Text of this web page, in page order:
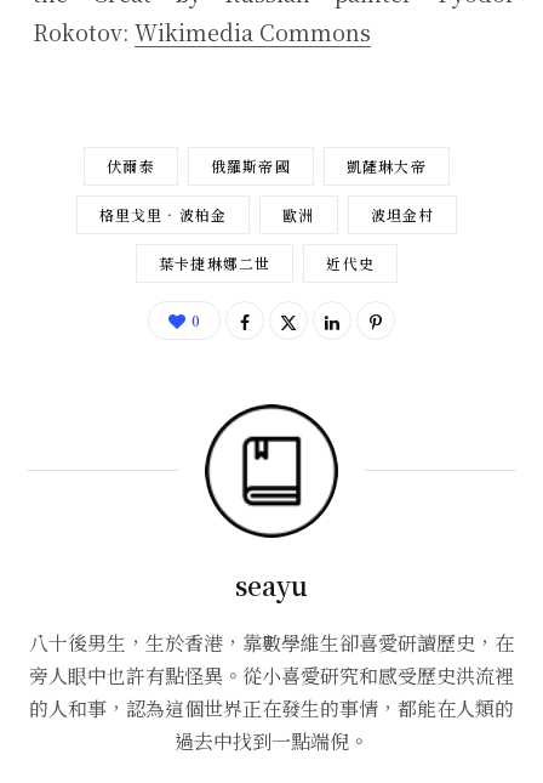
Rokotov: Wikimedia Commons
伏爾泰 俄羅斯帝國 凱薩琳大帝
格里戈里．波柏金 歐洲 波坦金村
葉卡捷琳娜二世 近代史
0
seayu
八十後男生，生於香港，靠數學維生卻喜愛研讀歷史，在
旁人眼中也許有點怪異。從小喜愛研究和感受歷史洪流裡
的人和事，認為這個世界正在發生的事情，都能在人類的
過去中找到一點端倪。